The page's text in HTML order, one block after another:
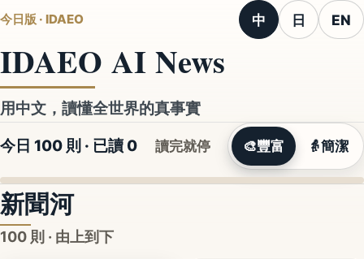
今日版 · IDAEO 中 日 EN
IDAEO AI News
用中文，讀懂全世界的真事實
今日 100 則 · 已讀 0 讀完就停 🎨豐富 👵簡潔
新聞河
100 則 · 由上到下